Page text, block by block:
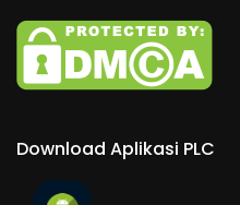
Download Aplikasi PLC